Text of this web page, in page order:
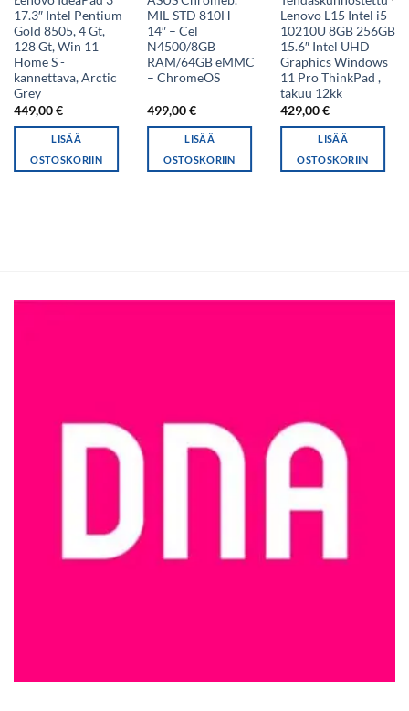
17.3″ Intel Pentium
Gold 8505, 4 Gt,
128 Gt, Win 11
Home S -
kannettava, Arctic
Grey
449,00€
LISÄÄ
OSTOSKORIIN
MIL-STD 810H –
14″ – Cel
N4500/8GB
RAM/64GB eMMC
– ChromeOS
499,00€
LISÄÄ
OSTOSKORIIN
Lenovo L15 Intel i5-
10210U 8GB 256GB
15.6″ Intel UHD
Graphics Windows
11 Pro ThinkPad ,
takuu 12kk
429,00€
LISÄÄ
OSTOSKORIIN